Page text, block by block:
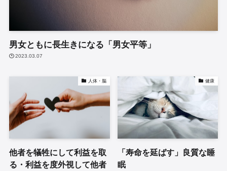
男女ともに長生きになる「男女平等」
2023.03.07
人体・脳
他者を犠牲にして利益を取
る・利益を度外視して他者
健康
「寿命を延ばす」良質な睡
眠